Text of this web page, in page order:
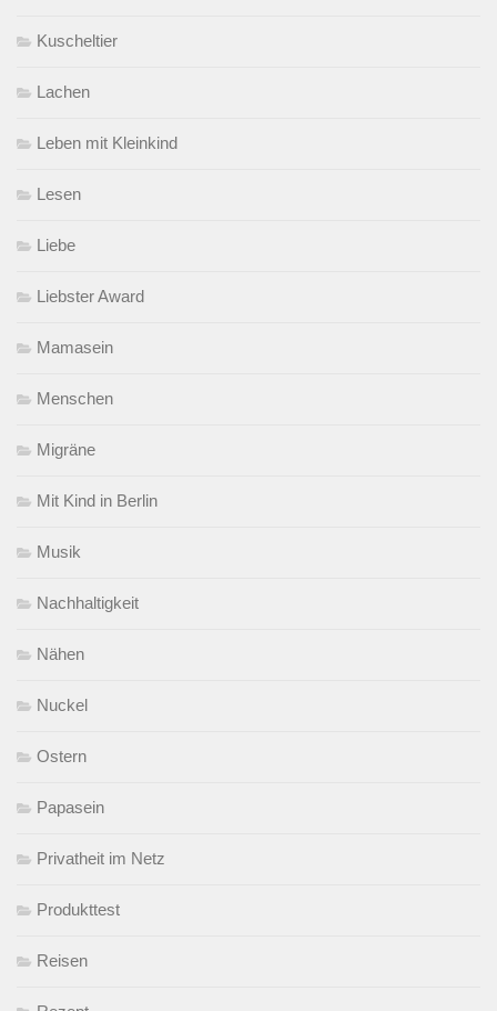
Kuscheltier
Lachen
Leben mit Kleinkind
Lesen
Liebe
Liebster Award
Mamasein
Menschen
Migräne
Mit Kind in Berlin
Musik
Nachhaltigkeit
Nähen
Nuckel
Ostern
Papasein
Privatheit im Netz
Produkttest
Reisen